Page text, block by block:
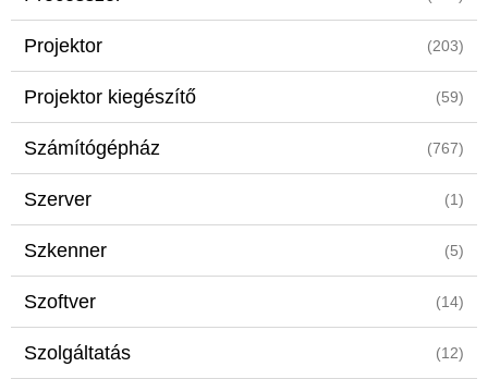
Projektor (203)
Projektor kiegészítő (59)
Számítógépház (767)
Szerver (1)
Szkenner (5)
Szoftver (14)
Szolgáltatás (12)